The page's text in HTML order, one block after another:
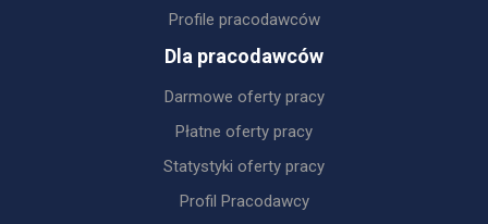
Profile pracodawców
Dla pracodawców
Darmowe oferty pracy
Płatne oferty pracy
Statystyki oferty pracy
Profil Pracodawcy